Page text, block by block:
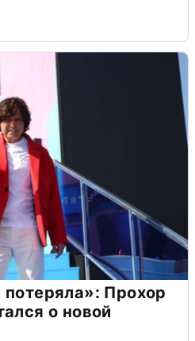
Прохор
о новой